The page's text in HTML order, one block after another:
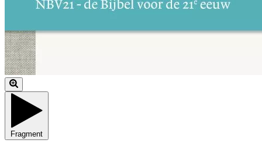
Fragment